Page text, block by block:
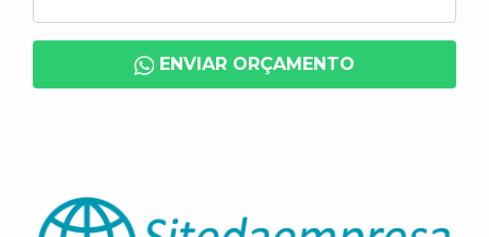
ENVIAR ORÇAMENTO